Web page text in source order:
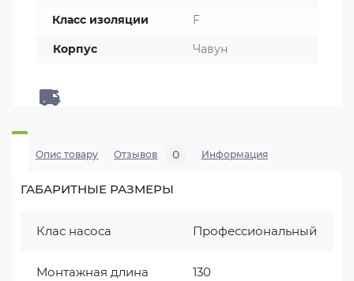
Класс изоляции
F
Корпус Чавун
Опис товару Отзывов 0 Информация
ГАБАРИТНЫЕ РАЗМЕРЫ
Клас насоса Профессиональный
Монтажная длина 130